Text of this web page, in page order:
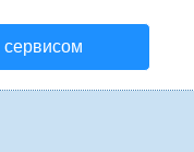
сервисом